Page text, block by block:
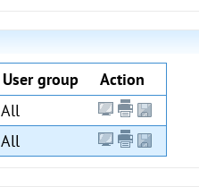
User group
Action
All
All